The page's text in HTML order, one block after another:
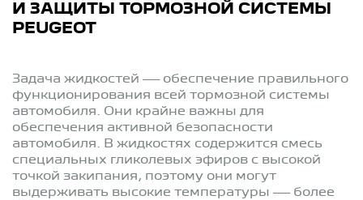
И ЗАЩИТЫ ТОРМОЗНОЙ СИСТЕМЫ
PEUGEOT
Задача жидкостей — обеспечение правильного
функционирования всей тормозной системы
автомобиля. Они крайне важны для
обеспечения активной безопасности
автомобиля. В жидкостях содержится смесь
специальных гликолевых эфиров с высокой
точкой закипания, поэтому они могут
выдерживать высокие температуры — более